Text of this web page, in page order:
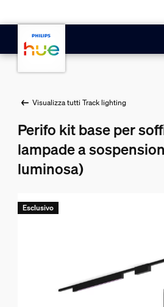
Visualizza tutti Track lighting
Perifo kit base per
lampade a
luminosa)
Esclusivo